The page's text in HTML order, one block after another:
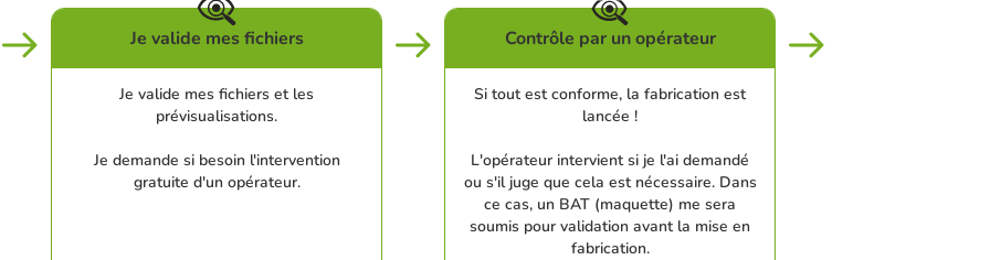
Je valide mes fichiers
Je valide mes fichiers et les
prévisualisations.
Je demande si besoin l'intervention
gratuite d'un opérateur.
Contrôle par un opérateur
Si tout est conforme, la fabrication est
lancée !
L'opérateur intervient si je l'ai demandé
ou s'il juge que cela est nécessaire. Dans
ce cas, un BAT (maquette) me sera
soumis pour validation avant la mise en
fabrication.